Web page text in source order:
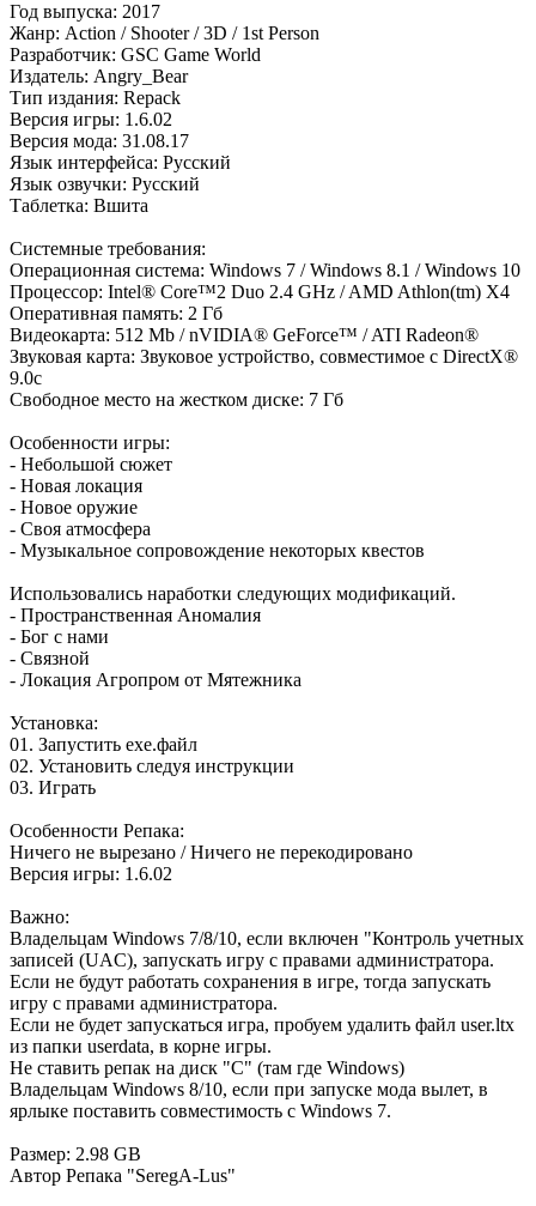
Год выпуска: 2017
Жанр: Action / Shooter / 3D / 1st Person
Разработчик: GSC Game World
Издатель: Angry_Bear
Тип издания: Repack
Версия игры: 1.6.02
Версия мода: 31.08.17
Язык интерфейса: Русский
Язык озвучки: Русский
Таблетка: Вшита
Системные требования:
Операционная система: Windows 7 / Windows 8.1 / Windows 10
Процессор: Intel® Core™2 Duo 2.4 GHz / AMD Athlon(tm) X4
Оперативная память: 2 Гб
Видеокарта: 512 Mb / nVIDIA® GeForce™ / ATI Radeon®
Звуковая карта: Звуковое устройство, совместимое с DirectX®
9.0с
Свободное место на жестком диске: 7 Гб
Особенности игры:
- Небольшой сюжет
- Новая локация
- Новое оружие
- Своя атмосфера
- Музыкальное сопровождение некоторых квестов
Использовались наработки следующих модификаций.
- Пространственная Аномалия
- Бог с нами
- Связной
- Локация Агропром от Мятежника
Установка:
01. Запустить ехе.файл
02. Установить следуя инструкции
03. Играть
Особенности Репака:
Ничего не вырезано / Ничего не перекодировано
Версия игры: 1.6.02
Важно:
Владельцам Windows 7/8/10, если включен "Контроль учетных
записей (UAC), запускать игру с правами администратора.
Если не будут работать сохранения в игре, тогда запускать
игру с правами администратора.
Если не будет запускаться игра, пробуем удалить файл user.ltx
из папки userdata, в корне игры.
Не ставить репак на диск "С" (там где Windows)
Владельцам Windows 8/10, если при запуске мода вылет, в
ярлыке поставить совместимость с Windows 7.
Размер: 2.98 GB
Автор Репака "SeregA-Lus"